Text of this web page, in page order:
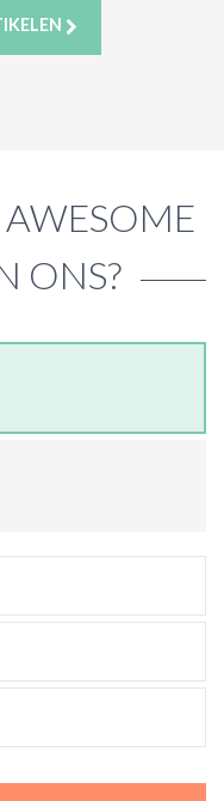
AWESOME
ONS?